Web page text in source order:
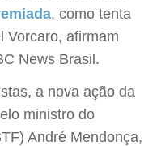
, como tenta
Vorcaro, afirmam
News Brasil.
a nova ação da
ministro do
André Mendonça,